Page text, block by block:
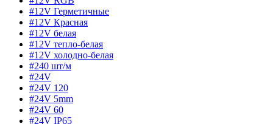
#12V Герметичные
#12V Красная
#12V белая
#12V тепло-белая
#12V холодно-белая
#240 шт/м
#24V
#24V 120
#24V 5mm
#24V 60
#24V IP65